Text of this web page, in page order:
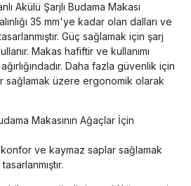
Akülü Şarjlı Budama Makası
35 mm'ye kadar olan dalları ve
Güç sağlamak için şarj
Makas hafiftir ve kullanımı
Daha fazla güvenlik için
sağlamak üzere ergonomik olarak
Makasının Ağaçlar İçin
ve kaymaz saplar sağlamak